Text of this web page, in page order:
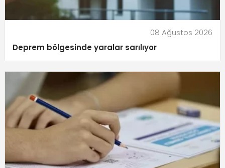
08 Ağustos 2026
Deprem bölgesinde yaralar sarılıyor